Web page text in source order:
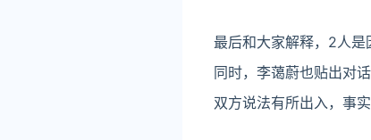
最后和大家解释，2人是
同时，李蔼蔚也贴出对
双方说法有所出入，事